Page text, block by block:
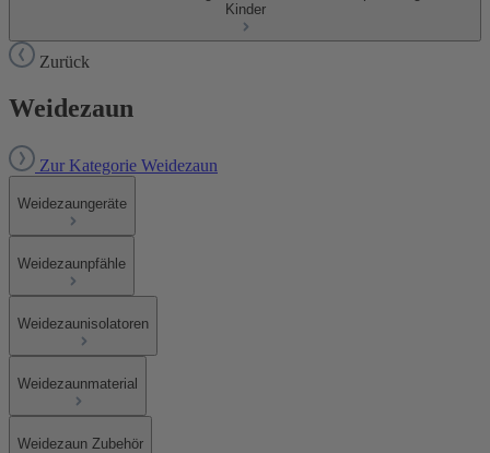
Kinder
Zurück
Weidezaun
Zur Kategorie Weidezaun
Weidezaungeräte
Weidezaunpfähle
Weidezaunisolatoren
Weidezaunmaterial
Weidezaun Zubehör